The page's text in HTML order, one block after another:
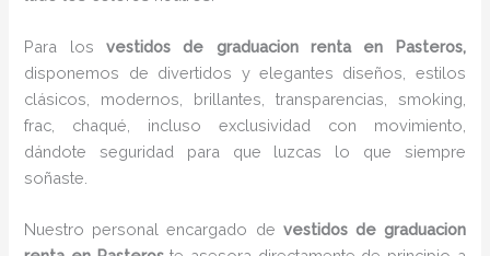
Para losvestidos de graduacion rentaen Pasteros,
disponemos de divertidos y elegantes diseños, estilos
clásicos, modernos, brillantes, transparencias, smoking,
frac, chaqué, incluso exclusividad con movimiento,
dándote seguridad para que luzcas lo que siempre
soñaste.
Nuestro personal encargado de vestidos de graduacion